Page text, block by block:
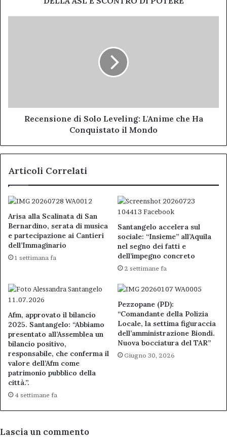
il
MondoRecensione di Solo Leveling: L'Anime che Ha
Conquistato il Mondo
Articoli Correlati
Arisa alla Scalinata di San
Bernardino, serata di musica
e partecipazione ai Cantieri
dell’Immaginario
1 settimana fa
Santangelo accelera sul
sociale: “Insieme” all’Aquila
nel segno dei fatti e
dell’impegno concreto
2 settimane fa
Afm, approvato il bilancio
2025. Santangelo: “Abbiamo
presentato all’Assemblea un
bilancio positivo,
responsabile, che conferma il
valore dell’Afm come
patrimonio pubblico della
città.”.
4 settimane fa
Pezzopane (PD):
“Comandante della Polizia
Locale, la settima figuraccia
dell’amministrazione Biondi.
Nuova bocciatura del TAR”
Giugno 30, 2026
Lascia un commento